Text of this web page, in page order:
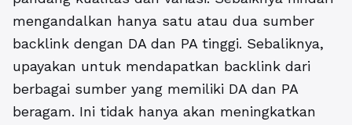
mengandalkan hanya satu atau dua sumber
backlink dengan DA dan PA tinggi. Sebaliknya,
upayakan untuk mendapatkan backlink dari
berbagai sumber yang memiliki DA dan PA
beragam. Ini tidak hanya akan meningkatkan